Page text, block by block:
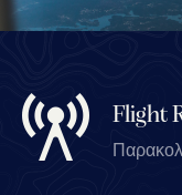
Flight